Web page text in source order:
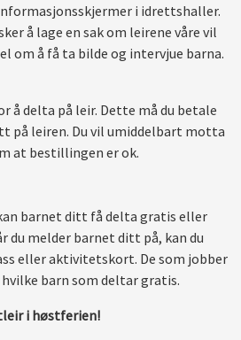
i idrettshaller.
å lage en sak om leirene våre vil
om å få ta bilde og intervjue barna.
å delta på leir. Dette må du betale
på leiren. Du vil umiddelbart motta
at bestillingen er ok.
barnet ditt få delta gratis eller
du melder barnet ditt på, kan du
eller aktivitetskort. De som jobber
barn som deltar gratis.
i høstferien!